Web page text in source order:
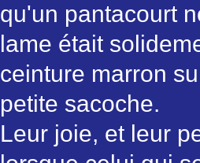
qu'un pantacourt
lame était
ceinture marron
petite sacoche.
Leur joie, et leur